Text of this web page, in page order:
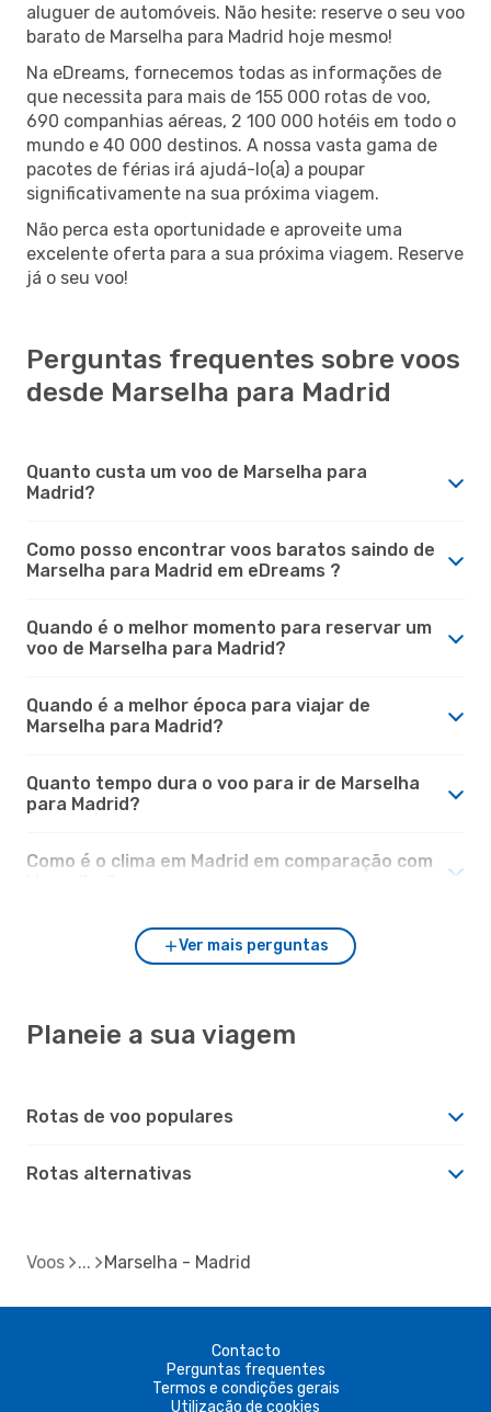
aluguer de automóveis. Não hesite: reserve o seu voo
barato de Marselha para Madrid hoje mesmo!
Na eDreams, fornecemos todas as informações de
que necessita para mais de 155 000 rotas de voo,
690 companhias aéreas, 2 100 000 hotéis em todo o
mundo e 40 000 destinos. A nossa vasta gama de
pacotes de férias irá ajudá-lo(a) a poupar
significativamente na sua próxima viagem.
Não perca esta oportunidade e aproveite uma
excelente oferta para a sua próxima viagem. Reserve
já o seu voo!
Perguntas frequentes sobre voos
desde Marselha para Madrid
Quanto custa um voo de Marselha para
Madrid?
Como posso encontrar voos baratos saindo de
Marselha para Madrid em eDreams ?
Quando é o melhor momento para reservar um
voo de Marselha para Madrid?
Quando é a melhor época para viajar de
Marselha para Madrid?
Quanto tempo dura o voo para ir de Marselha
para Madrid?
Como é o clima em Madrid em comparação com
Ver mais perguntas
Planeie a sua viagem
Rotas de voo populares
Rotas alternativas
Voos Marselha - Madrid
Contacto
Perguntas frequentes
Termos e condições gerais
Utilização de cookies